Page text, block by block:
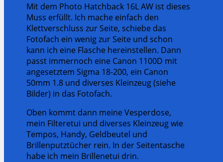
Mit dem Photo Hatchback 16L AW ist dieses
Muss erfüllt. Ich mache einfach den
Klettverschluss zur Seite, schiebe das
Fotofach ein wenig zur Seite und schon
kann ich eine Flasche hereinstellen. Dann
passt immernoch eine Canon 1100D mit
angesetztem Sigma 18-200, ein Canon
50mm 1.8 und diverses Kleinzeug (siehe
Bilder) in das Fotofach.
Oben kommt dann meine Vesperdose,
mein Filteretui und diverses Kleinzeug wie
Tempos, Handy, Geldbeutel und
Brillenputztücher rein. In der Seitentasche
habe ich mein Brillenetui drin.